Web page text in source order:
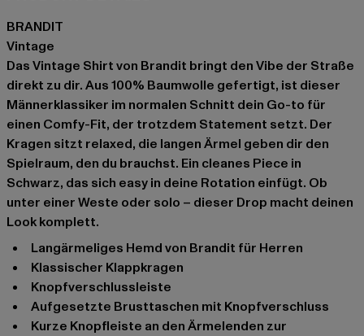
BRANDIT
Vintage
Das Vintage Shirt von Brandit bringt den Vibe der Straße
direkt zu dir. Aus 100% Baumwolle gefertigt, ist dieser
Männerklassiker im normalen Schnitt dein Go-to für
einen Comfy-Fit, der trotzdem Statement setzt. Der
Kragen sitzt relaxed, die langen Ärmel geben dir den
Spielraum, den du brauchst. Ein cleanes Piece in
Schwarz, das sich easy in deine Rotation einfügt. Ob
unter einer Weste oder solo – dieser Drop macht deinen
Look komplett.
langärmeliges Hemd von Brandit für Herren
klassischer Klappkragen
Knopfverschlussleiste
aufgesetzte Brusttaschen mit Knopfverschluss
kurze Knopfleiste an den Ärmelenden zur